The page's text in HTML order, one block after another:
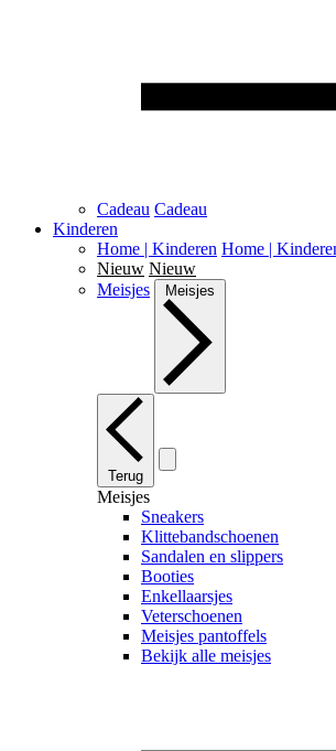
Cadeau Cadeau
Kinderen
Home | Kinderen Home |
Nieuw Nieuw
Meisjes
Meisjes
Terug
Meisjes
Sneakers
Klittebandschoenen
Sandalen en slippers
Booties
Enkellaarsjes
Veterschoenen
Meisjes pantoffels
Bekijk alle meisjes